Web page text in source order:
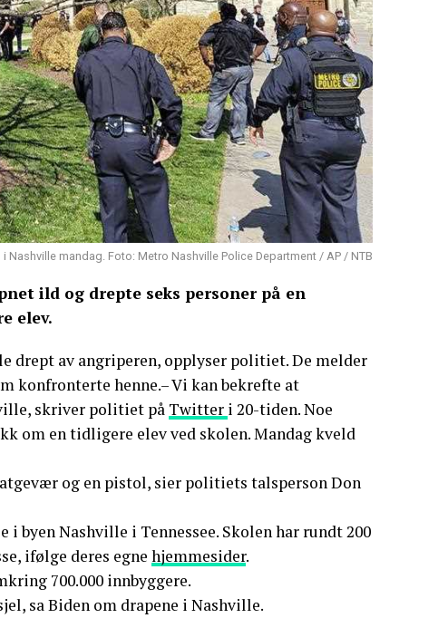
mandag. Foto: Metro Nashville Police Department / AP / NTB
ild og drepte seks personer på en
elev.
drept av angriperen, opplyser politiet. De melder
konfronterte henne.– Vi kan bekrefte at
skriver politiet på Twitter i 20-tiden. Noe
om en tidligere elev ved skolen. Mandag kveld
og en pistol, sier politiets talsperson Don
byen Nashville i Tennessee. Skolen har rundt 200
ifølge deres egne hjemmesider.
700.000 innbyggere.
sa Biden om drapene i Nashville.